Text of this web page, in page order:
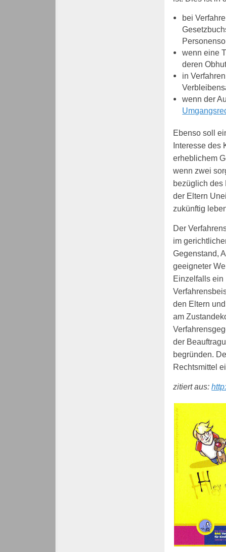
bei
wenn eine
deren
in
wenn der
Ebenso soll
Interesse des
erheblichem
wenn zwei
bezüglich des
der Eltern
zukünftig
Der
im
Gegenstand,
geeigneter
Einzelfalls ein
den Eltern
am
der
begründen.
Rechtsmittel
zitiert aus: